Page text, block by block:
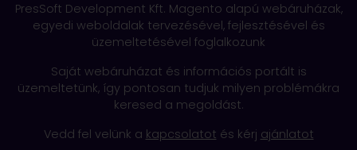
PresSoft Development Kft. Magento alapú webáruházak,
egyedi weboldalak tervezésével, fejlesztésével és
üzemeltetésével foglalkozunk
Saját webáruházat és információs portált is
üzemeltetünk, így pontosan tudjuk milyen problémákra
keresed a megoldást.
Vedd fel velünk a kapcsolatot és kérj ajánlatot